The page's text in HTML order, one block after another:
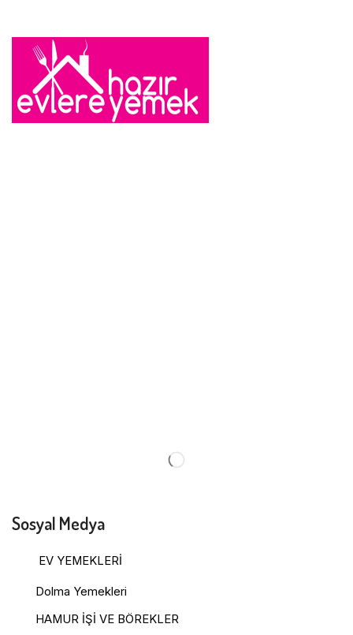
Sosyal Medya
EV YEMEKLERİ
Dolma Yemekleri
HAMUR İŞİ VE BÖREKLER